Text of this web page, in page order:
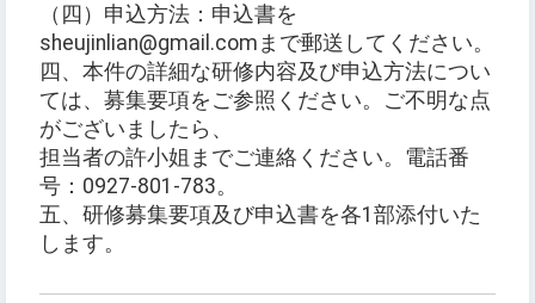
（四）申込方法：申込書を
sheujinlian@gmail.comまで郵送してください。
四、本件の詳細な研修内容及び申込方法につい
ては、募集要項をご参照ください。ご不明な点
がございましたら、
担当者の許小姐までご連絡ください。電話番
号：0927-801-783。
五、研修募集要項及び申込書を各1部添付いた
します。